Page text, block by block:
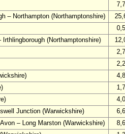
7,7
– Northampton (Northamptonshire)
0,5
(Northamptonshire)
2,7
2,2
4,8
1,7
4,0
Junction (Warwickshire) 6,6
– Long Marston (Warwickshire) 8,6